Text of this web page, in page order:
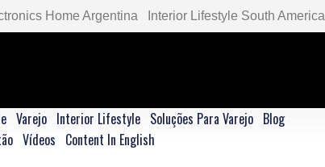
Home Argentina Interior Lifestyle South America
Varejo Interior Lifestyle Soluções Para Varejo Blog
Vídeos Content In English